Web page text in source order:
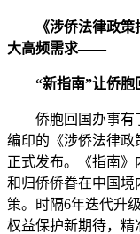
《涉侨法律政
大高频需求——
“新指南”让侨
侨胞回国办事有了
编印的《涉侨法律政
正式发布。《指南
和归侨侨眷在中国境
策。时隔6年迭代升
权益保护新期待，精